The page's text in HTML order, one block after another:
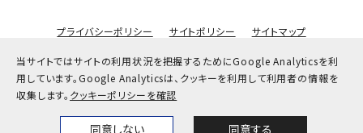
当サイトではサイトの利用状況を把握するためにGoogle Analyticsを利
用しています。Google Analyticsは、クッキーを利用して利用者の情報を
収集します。 クッキーポリシーを確認
同意しない 同意する
プライバシーポリシー サイトポリシー サイトマップ
© Kobe University